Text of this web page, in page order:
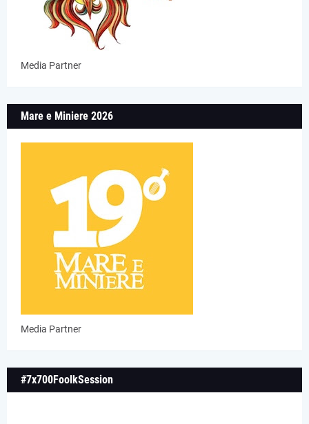
Media Partner
Mare e Miniere 2026
Media Partner
#7x700FoolkSession